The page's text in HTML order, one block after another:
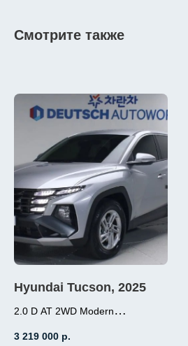
Смотрите также
Hyundai Tucson, 2025
2.0 D AT 2WD Modern
3 219 000 р.